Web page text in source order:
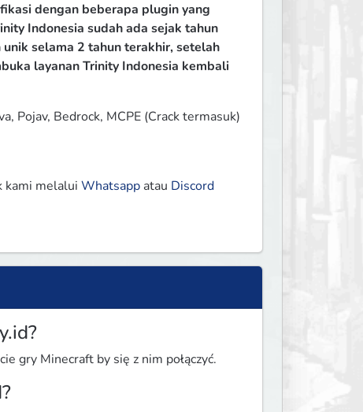
dengan beberapa plugin yang
Indonesia sudah ada sejak tahun
selama 2 tahun terakhir, setelah
layanan Trinity Indonesia kembali
Pojav, Bedrock, MCPE (Crack termasuk)
kami melalui Whatsapp atau Discord
gry Minecraft by się z nim połączyć.